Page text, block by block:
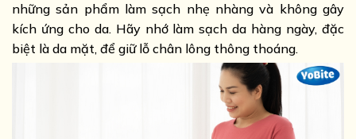
những sản phẩm làm sạch nhẹ nhàng và không gây
kích ứng cho da. Hãy nhớ làm sạch da hàng ngày, đặc
biệt là da mặt, để giữ lỗ chân lông thông thoáng.